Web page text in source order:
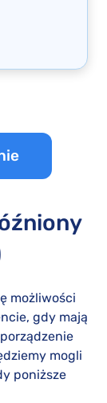
możliwości
gdy mają
mogli
poniższe